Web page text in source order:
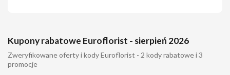
Kupony rabatowe Euroflorist - sierpień 2026
Zweryfikowane oferty i kody Euroflorist - 2 kody rabatowe i 3
promocje